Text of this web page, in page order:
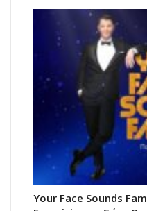
Your Face Sounds